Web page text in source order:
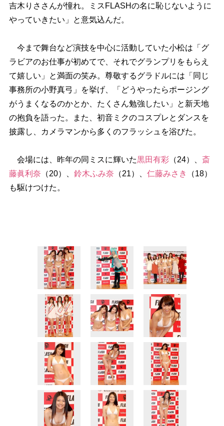
吉木りささんが憧れ。ミスFLASHの名に恥じないように
っていきたい」と意気込んだ。
今まで舞台など演技を中心に活動していた小松は「グ
ラビアのお仕事が初めてで、それでグランプリをもらえ
て嬉しい」と満面の笑み。尊敬するグラドルには「同じ
事務所の小野真弓」を挙げ、「どうやったらポージング
がうまくなるのかとか、たくさん勉強したい」と新天地
の抱負を語った。また、初音ミクのコスプレとダンスを
披露し、カメラマンから多くのフラッシュを浴びた。
会場には、昨年の同ミスに輝いた黒田有彩（24）、 斎
藤眞利奈 （20）、 鈴木ふみ奈 （21）、 仁藤みさき
（18）
も駆けつけた。